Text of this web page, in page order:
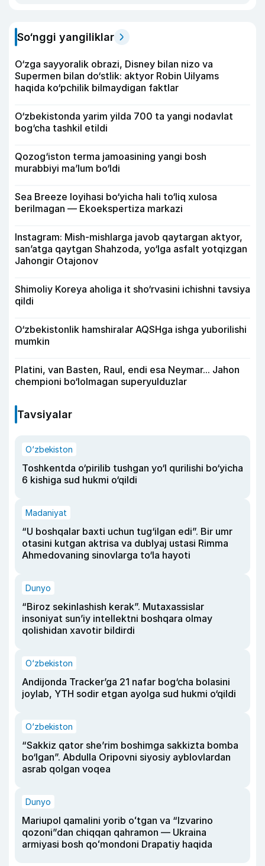
So‘nggi yangiliklar
O‘zga sayyoralik obrazi, Disney bilan nizo va
Supermen bilan do‘stlik: aktyor Robin Uilyams
haqida ko‘pchilik bilmaydigan faktlar
O‘zbekistonda yarim yilda 700 ta yangi nodavlat
bog‘cha tashkil etildi
Qozog‘iston terma jamoasining yangi bosh
murabbiyi ma’lum bo‘ldi
Sea Breeze loyihasi bo‘yicha hali to‘liq xulosa
berilmagan — Ekoekspertiza markazi
Instagram: Mish-mishlarga javob qaytargan aktyor,
san’atga qaytgan Shahzoda, yo‘lga asfalt yotqizgan
Jahongir Otajonov
Shimoliy Koreya aholiga it sho‘rvasini ichishni tavsiya
qildi
O‘zbekistonlik hamshiralar AQSHga ishga yuborilishi
mumkin
Platini, van Basten, Raul, endi esa Neymar... Jahon
chempioni bo‘lolmagan superyulduzlar
Tavsiyalar
O‘zbekiston
Toshkentda o‘pirilib tushgan yo‘l qurilishi bo‘yicha
6 kishiga sud hukmi o‘qildi
Madaniyat
“U boshqalar baxti uchun tug‘ilgan edi”. Bir umr
otasini kutgan aktrisa va dublyaj ustasi Rimma
Ahmedovaning sinovlarga to‘la hayoti
Dunyo
“Biroz sekinlashish kerak”. Mutaxassislar
insoniyat sun’iy intellektni boshqara olmay
qolishidan xavotir bildirdi
O‘zbekiston
Andijonda Tracker’ga 21 nafar bog‘cha bolasini
joylab, YTH sodir etgan ayolga sud hukmi o‘qildi
O‘zbekiston
“Sakkiz qator she’rim boshimga sakkizta bomba
bo‘lgan”. Abdulla Oripovni siyosiy ayblovlardan
asrab qolgan voqea
Dunyo
Mariupol qamalini yorib oʻtgan va “Izvarino
qozoni”dan chiqqan qahramon — Ukraina
armiyasi bosh qoʻmondoni Drapatiy haqida